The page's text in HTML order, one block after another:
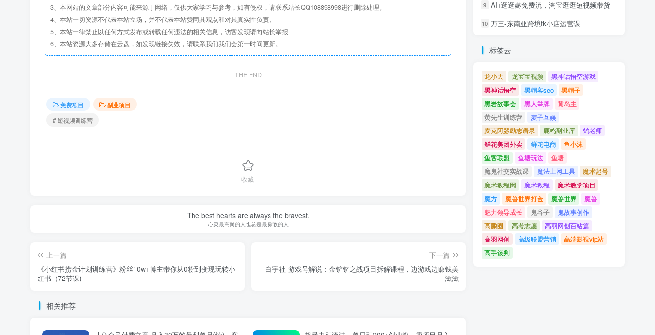
3、本网站的文章部分内容可能来源于网络，仅供大家学习与参考，如有侵权，请联系站长QQ108898998进行删除处理。
4、本站一切资源不代表本站立场，并不代表本站赞同其观点和对其真实性负责。
5、本站一律禁止以任何方式发布或转载任何违法的相关信息，访客发现请向站长举报
6、本站资源大多存储在云盘，如发现链接失效，请联系我们我们会第一时间更新。
THE END
免费项目
副业项目
# 短视频训练营
收藏
The best hearts are always the bravest.
心灵最高尚的人也总是最勇敢的人
上一篇
《小红书捞金计划训练营》粉丝10w+博主带你从0粉到变现玩转小
红书（72节课)
下一篇
白宇社-游戏号解说：金铲铲之战项目拆解课程，边游戏边赚钱美
滋滋
相关推荐
9 AI+逛逛薅免费流，淘宝逛逛短视频带货
10 万三-东南亚跨境tk小店运营课
标签云
龙小天 龙宝宝视频
黑神话悟空游戏
黑神话悟空
黑帽客seo
黑帽子
黑岩故事会
黑人举牌
黄岛主
黄先生训练营
麦子互娱
麦克阿瑟励志语录
鹿鸣副业库
鹤老师
鲜花美团外卖
鲜花电商
鱼小沫
鱼客联盟
鱼塘玩法
鱼塘
魔鬼社交实战课
魔法上网工具
魔术起号
魔术教程网
魔术教程
魔术教学项目
魔方
魔兽世界打金 魔兽世界
魔兽
魅力领导成长
鬼谷子
鬼故事创作
高鹏圈
高考志愿
高羽网创百站篇
高羽网创
高级联盟营销
高端影视vip站
高手谈判